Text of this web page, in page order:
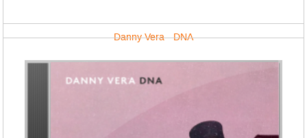
Danny Vera - DNA